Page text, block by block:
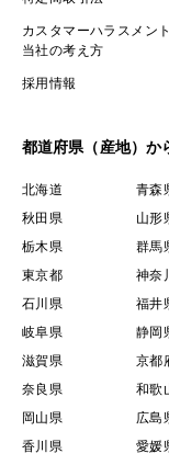
カスタマーハラスメン
当社の考え方
採用情報
都道府県（産地）か
北海道 青森
秋田県
山形
栃木県
群馬
東京都
神奈
石川県
福井
岐阜県
静岡
滋賀県
京都
奈良県
和歌
岡山県
広島
香川県
愛媛